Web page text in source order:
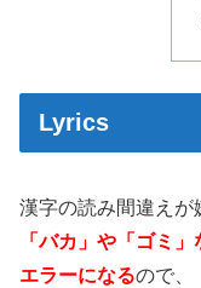
Lyrics
漢字の読み間違えが
「バカ」や「ゴミ
エラーになるので、